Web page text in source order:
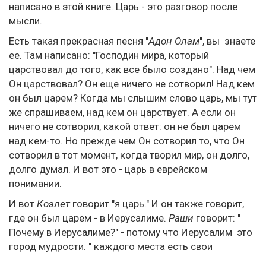
написано в этой книге. Царь - это разговор после
мысли.
Есть такая прекрасная песня "Адон Олам", вы знаете
ее. Там написано: "Господин мира, который
царствовал до того, как все было создано". Над чем
Он царствовал? Он еще ничего не сотворил! Над кем
он был царем? Когда мы слышим слово царь, мы тут
же спрашиваем, над кем он царствует. А если он
ничего не сотворил, какой ответ: он не был царем
над кем-то. Но прежде чем Он сотворил то, что Он
сотворил в тот момент, когда творил мир, он долго,
долго думал. И вот это - царь в еврейском
понимании.
И вот Коэлетговорит "я царь." И он также говорит,
где он был царем - в Иерусалиме. Раши говорит: "
Почему в Иерусалиме?" - потому что Иерусалим это
город мудрости. " каждого места есть свои